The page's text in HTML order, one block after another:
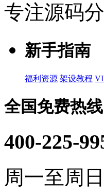
专注源码
新手指南
福利资源 架设教程
全国免费热
400-225-
周一至周